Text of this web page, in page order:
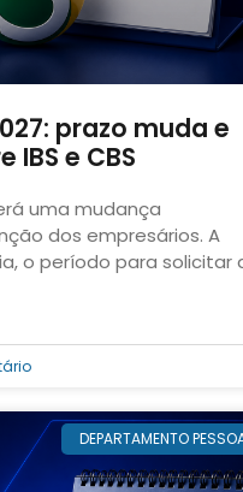
prazo muda e
e CBS
uma mudança
dos empresários. A
o período para solicitar
DEPARTAMENTO